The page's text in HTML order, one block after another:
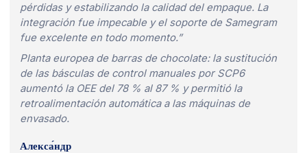
pérdidas y estabilizando la calidad del empaque. La
integración fue impecable y el soporte de Samegram
fue excelente en todo momento.”
Planta europea de barras de chocolate: la sustitución
de las básculas de control manuales por SCP6
aumentó la OEE del 78 % al 87 % y permitió la
retroalimentación automática a las máquinas de
envasado.
Алекса́ндр